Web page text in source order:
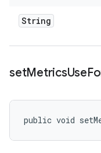
String
setMetricsUse
public void